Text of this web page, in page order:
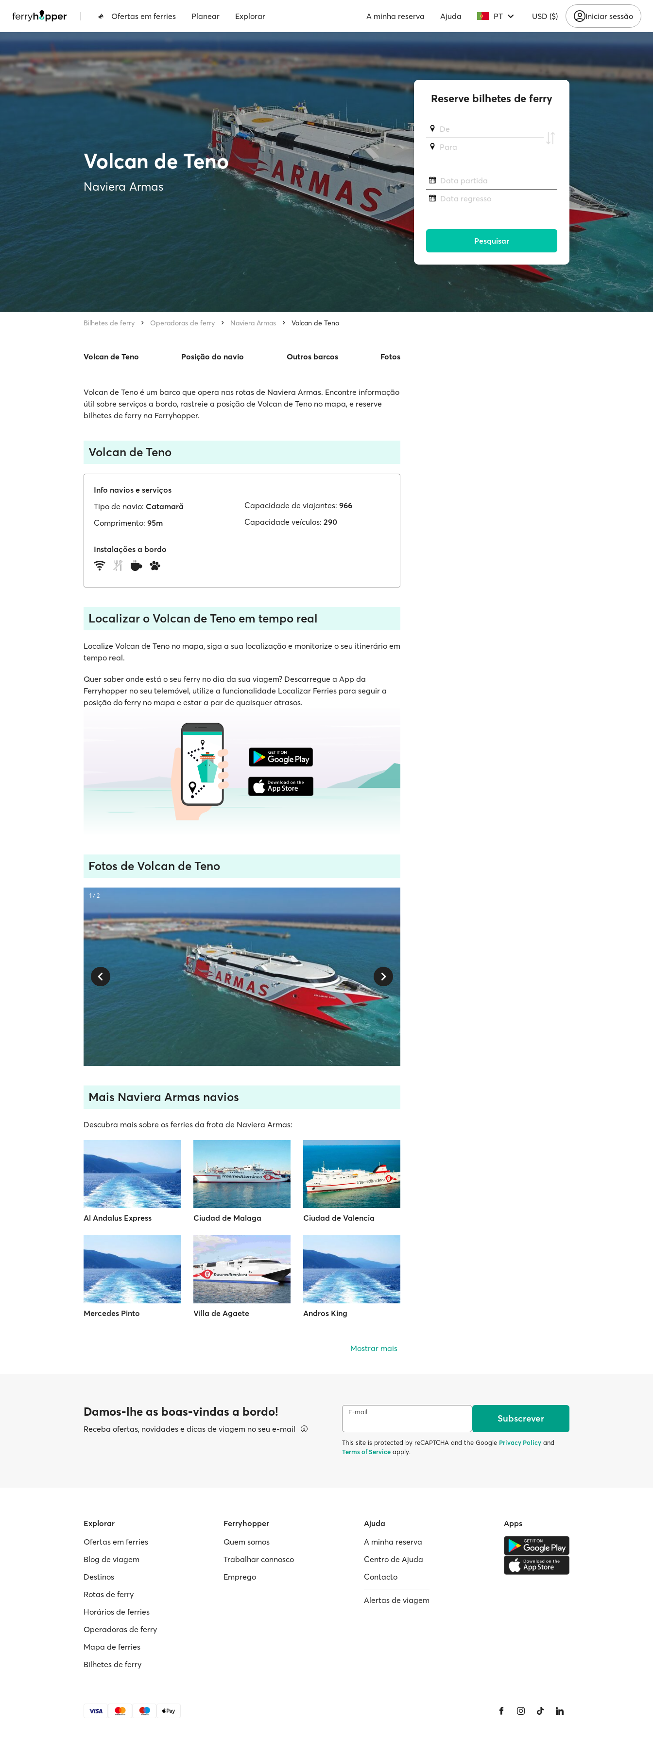
| Ofertas em ferries Planear Explorar A minha reserva Ajuda PT USD ($) Iniciar sessão
Volcan de Teno
Naviera Armas
Bilhetes de ferry Operadoras de ferry Naviera Armas Volcan de Teno
Volcan de Teno Posição do navio Outros barcos Fotos
Volcan de Teno é um barco que opera nas rotas de Naviera Armas. Encontre informação
útil sobre serviços a bordo, rastreie a posição de Volcan de Teno no mapa, e reserve
bilhetes de ferry na Ferryhopper.
Volcan de Teno
Info navios e serviços
Tipo de navio: Catamarã
Comprimento: 95m
Capacidade de viajantes: 966
Capacidade veículos: 290
Instalações a bordo
Localizar o Volcan de Teno em tempo real
Localize Volcan de Teno no mapa, siga a sua localização e monitorize o seu itinerário em
tempo real.
Quer saber onde está o seu ferry no dia da sua viagem? Descarregue a App da
Ferryhopper no seu telemóvel, utilize a funcionalidade Localizar Ferries para seguir a
posição do ferry no mapa e estar a par de quaisquer atrasos.
Fotos de Volcan de Teno
1 / 2
Mais Naviera Armas navios
Descubra mais sobre os ferries da frota de Naviera Armas:
Al Andalus Express Ciudad de Malaga Ciudad de Valencia
Mercedes Pinto Villa de Agaete Andros King
Mostrar mais
Reserve bilhetes de ferry
De
Para
Data partida
Data regresso
Pesquisar
Damos-lhe as boas-vindas a bordo!
Receba ofertas, novidades e dicas de viagem no seu e-mail
E-mail
Subscrever
This site is protected by reCAPTCHA and the Google Privacy Policy and
Terms of Service apply.
Explorar
Ofertas em ferries
Blog de viagem
Destinos
Rotas de ferry
Horários de ferries
Operadoras de ferry
Mapa de ferries
Bilhetes de ferry
Ferryhopper
Quem somos
Trabalhar connosco
Emprego
Ajuda
A minha reserva
Centro de Ajuda
Contacto
Alertas de viagem
Apps